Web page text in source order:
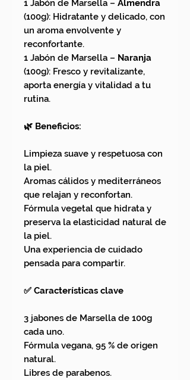
1 Jabón de Marsella – Almendra
(100g): Hidratante y delicado, con
un aroma envolvente y
reconfortante.
1 Jabón de Marsella – Naranja
(100g): Fresco y revitalizante,
aporta energía y vitalidad a tu
rutina.
🌿 Beneficios:
Limpieza suave y respetuosa con
la piel.
Aromas cálidos y mediterráneos
que relajan y reconfortan.
Fórmula vegetal que hidrata y
preserva la elasticidad natural de
la piel.
Una experiencia de cuidado
pensada para compartir.
✅ Características clave
3 jabones de Marsella de 100g
cada uno.
Fórmula vegana, 95 % de origen
natural.
Libres de parabenos.